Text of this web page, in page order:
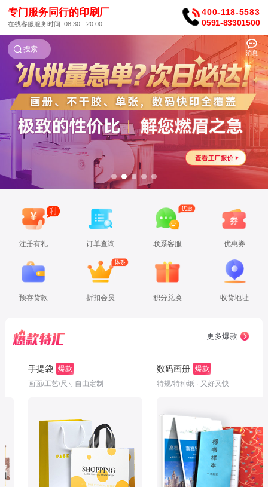
专门服务同行的印刷厂
在线客服服务时间: 08:30 - 20:00
400-118-5583
0591-83301500
搜索 消息
注册有礼 订单查询 联系客服 优惠券
预存货款 折扣会员 积分兑换 收货地址
更多爆款
艺/尺寸自由定制
爆款
特规/特种纸 · 又好又快